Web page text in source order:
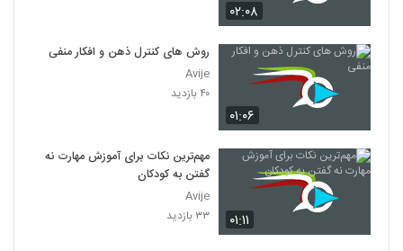
۰۲:۰۸
۰۱:۰۶
روش های کنترل ذهن و افکار منفی
Avije
۴۰ بازدید
۰۱:۱۱
مهم‌ترین نکات برای آموزش مهارت نه
گفتن به کودکان
Avije
۳۳ بازدید